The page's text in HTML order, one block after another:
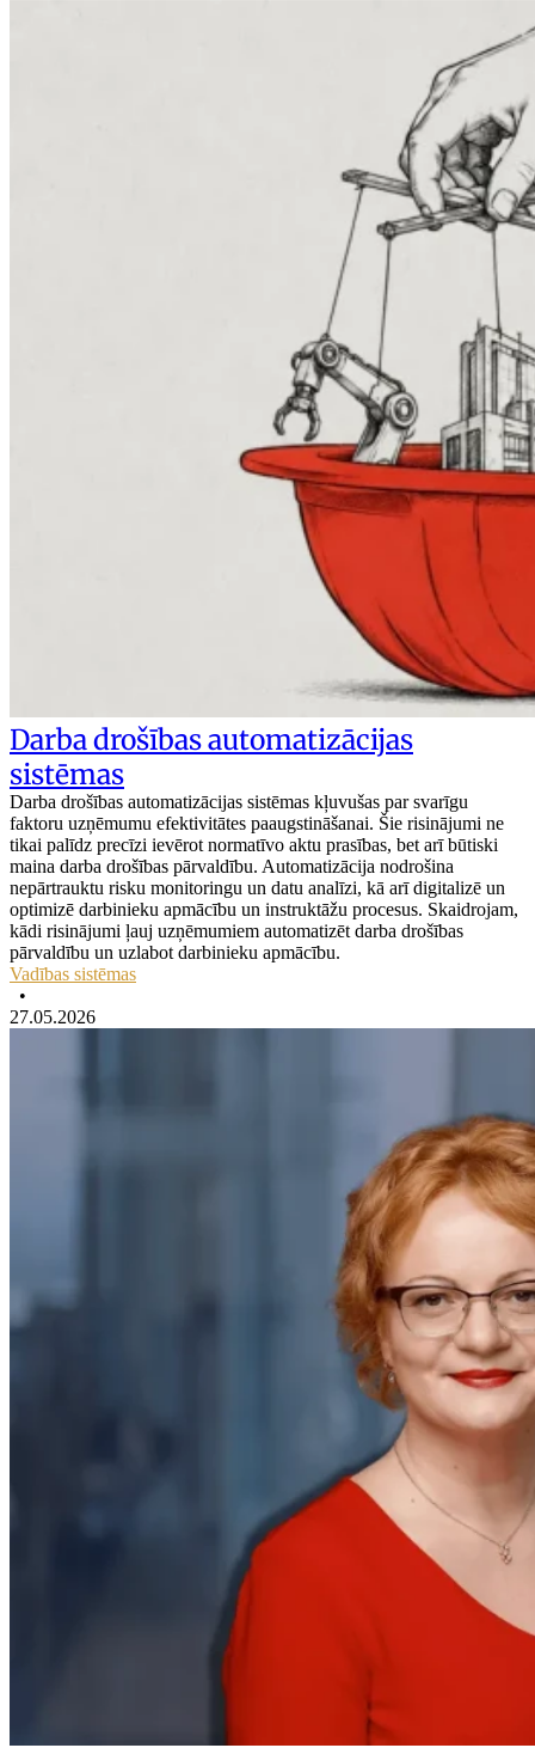
Darba drošības automatizācijas
sistēmas
Darba drošības automatizācijas sistēmas kļuvušas par svarīgu
faktoru uzņēmumu efektivitātes paaugstināšanai. Šie risinājumi ne
tikai palīdz precīzi ievērot normatīvo aktu prasības, bet arī būtiski
maina darba drošības pārvaldību. Automatizācija nodrošina
nepārtrauktu risku monitoringu un datu analīzi, kā arī digitalizē un
optimizē darbinieku apmācību un instruktāžu procesus. Skaidrojam,
kādi risinājumi ļauj uzņēmumiem automatizēt darba drošības
pārvaldību un uzlabot darbinieku apmācību.
Vadības sistēmas
•
27.05.2026